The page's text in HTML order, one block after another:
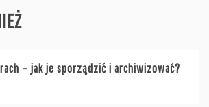
– jak je sporządzić i archiwizować?